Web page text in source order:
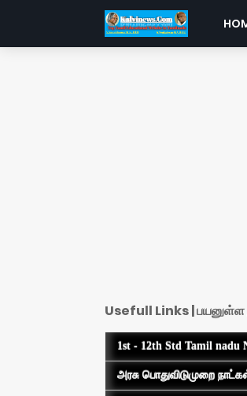
Usefull Links |
1st - 12th Std Tamil nadu
அரசு பொதுவிடுமுறை